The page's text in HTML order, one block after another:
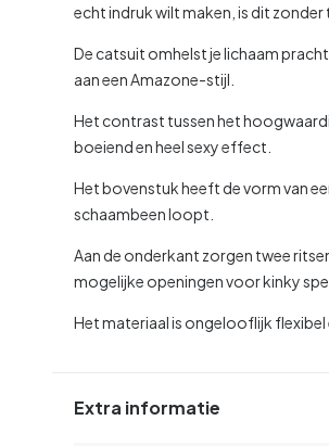
echt indruk wilt maken, is dit
De catsuit omhelst je lichaam
aan een Amazone-stijl.
Het contrast tussen het
boeiend en heel sexy effect.
Het bovenstuk heeft de vorm van
schaambeen loopt.
Aan de onderkant zorgen twee
mogelijke openingen voor kinky
Het materiaal is ongelooflijk
Extra informatie